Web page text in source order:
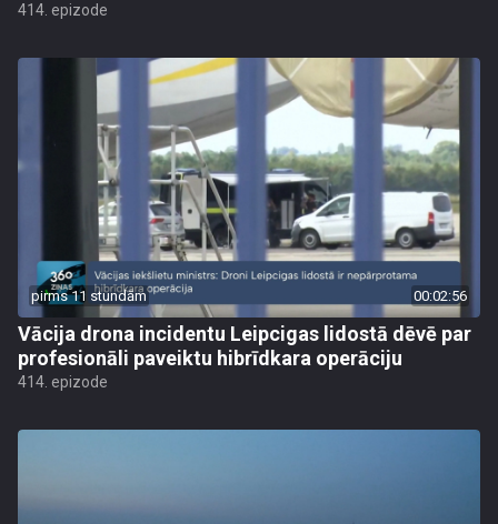
414. epizode
pirms 11 stundām 00:02:56
Vācija drona incidentu Leipcigas lidostā dēvē par
profesionāli paveiktu hibrīdkara operāciju
414. epizode